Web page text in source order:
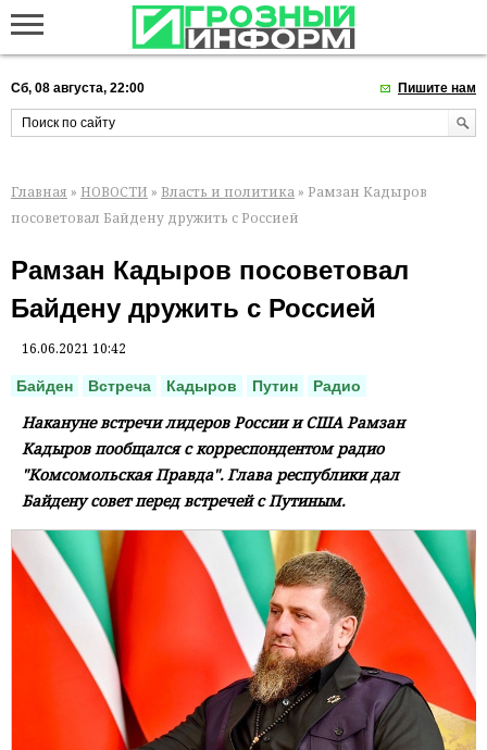
Сб, 08 августа, 22:00 Пишите нам
Главная » НОВОСТИ » Власть и политика » Рамзан Кадыров
посоветовал Байдену дружить с Россией
Рамзан Кадыров посоветовал
Байдену дружить с Россией
16.06.2021 10:42
Байден Встреча Кадыров Путин Радио
Накануне встречи лидеров России и США Рамзан
Кадыров пообщался с корреспондентом радио
"Комсомольская Правда". Глава республики дал
Байдену совет перед встречей с Путиным.